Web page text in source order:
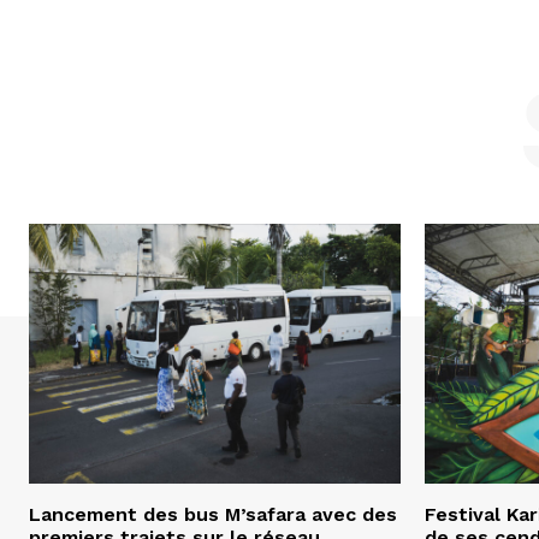
Lancement des bus M’safara avec des
Festival